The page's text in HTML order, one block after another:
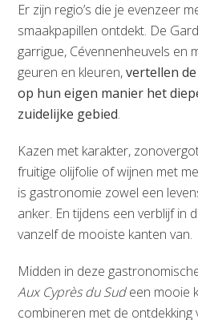
Er zijn regio’s die je evenzeer
smaakpapillen ontdekt. De
garrigue, Cévennenheuvels en
geuren en kleuren,vertellen
op hun eigen manier het
zuidelijke gebied.
Kazen met karakter,
fruitige olijfolie of wijnen met
is gastronomie zowel een
anker. En tijdens een verblijf in
vanzelf de mooiste kanten van.
Midden in deze
Aux Cyprès du Sudeen mooie
combineren met de ontdekking